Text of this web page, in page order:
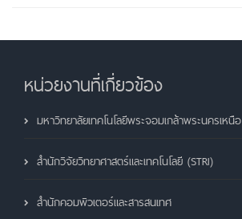
หน่วยงานที่เกี่ยวข้อง
มหาวิทยาลัยเทคโนโลยีพระจอมเกล้าพระนครเหนือ
สำนักวิจัยวิทยาศาสตร์และเทคโนโลยี (STRI)
สำนักคอมพิวเตอร์และสารสนเทศ